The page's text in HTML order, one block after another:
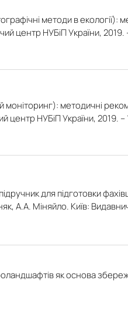
методи в
центр НУБіП України, 2019.
моніторинг): методичні
центр НУБіП України, 2019. –
для підготовки
А.А. Міняйло. Київ:
як основа